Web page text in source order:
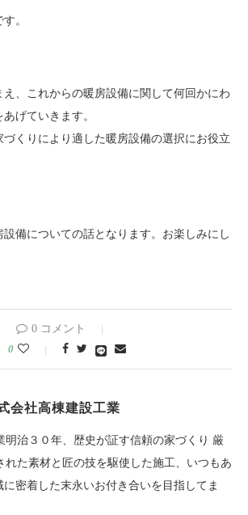
。
え、これからの暖房設備に関して何回かにわ
げていきます。
づくりにより適した暖房設備の選択にお役立
備についての話となります。お楽しみにし
0 コメント
0
会社高棟建設工業
明治３０年、歴史が証す信頼の家づくり 厳
れた素材と匠の技を駆使した施工、いつもあ
密着した末永いお付き合いを目指してま